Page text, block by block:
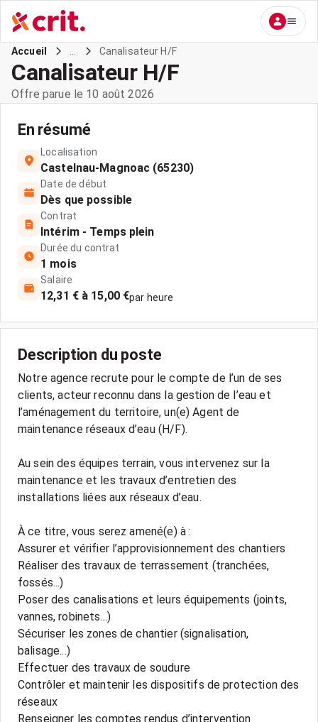
Accueil Canalisateur H/F
Canalisateur H/F
Offre parue le 10 août 2026
En résumé
Localisation
Castelnau-Magnoac (65230)
Date de début
Dès que possible
Contrat
Intérim - Temps plein
Durée du contrat
1 mois
Salaire
12,31 € à 15,00 €par heure
Description du poste
Notre agence recrute pour le compte de l’un de ses
clients, acteur reconnu dans la gestion de l’eau et
l’aménagement du territoire, un(e) Agent de
maintenance réseaux d’eau (H/F).
Au sein des équipes terrain, vous intervenez sur la
maintenance et les travaux d’entretien des
installations liées aux réseaux d’eau.
À ce titre, vous serez amené(e) à :
Assurer et vérifier l’approvisionnement des chantiers
Réaliser des travaux de terrassement (tranchées,
fossés...)
Poser des canalisations et leurs équipements (joints,
vannes, robinets...)
Sécuriser les zones de chantier (signalisation,
balisage...)
Effectuer des travaux de soudure
Contrôler et maintenir les dispositifs de protection des
réseaux
Renseigner les comptes rendus d’intervention